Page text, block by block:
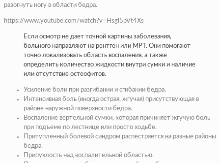
разогнуть ногу в области бедра.
https://www.youtube.com/watch?v=Hsgl5pVt4Xs
Если осмотр не дает точной картины заболевания,
больного направляют на рентген или МРТ. Они помогают
точно локализовать область воспаления, а также
определить количество жидкости внутри сумки и наличие
или отсутствие остеофитов.
Усиление боли при разгибании и сгибании бедра.
Интенсивная боль (иногда острая, жгучая) присутствующая в
районе наружной поверхности бедра.
Воспаление вертельной сумки, которая причиняет жгучую боль
при подъеме по лестнице или просто ходьбе.
Притупленный болевой синдром распестряется на разные районы
бедра.
Припухлость над воспалительной областью.